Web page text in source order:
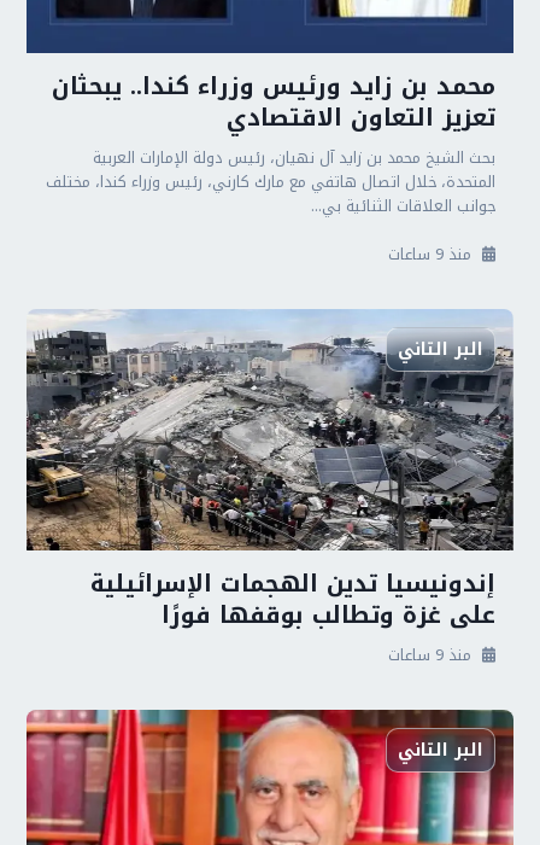
محمد بن زايد ورئيس وزراء كندا.. يبحثان
تعزيز التعاون الاقتصادي
بحث الشيخ محمد بن زايد آل نهيان، رئيس دولة الإمارات العربية
المتحدة، خلال اتصال هاتفي مع مارك كارني، رئيس وزراء كندا، مختلف
جوانب العلاقات الثنائية بي...
منذ 9 ساعات
البر التاني
إندونيسيا تدين الهجمات الإسرائيلية
على غزة وتطالب بوقفها فورًا
منذ 9 ساعات
البر التاني